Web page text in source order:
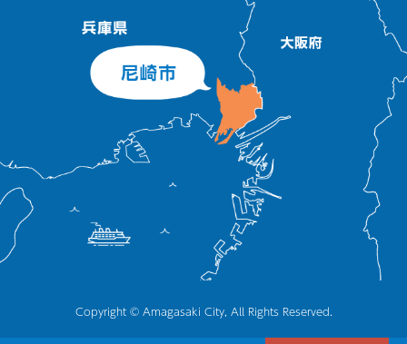
Copyright © Amagasaki City, All Rights Reserved.